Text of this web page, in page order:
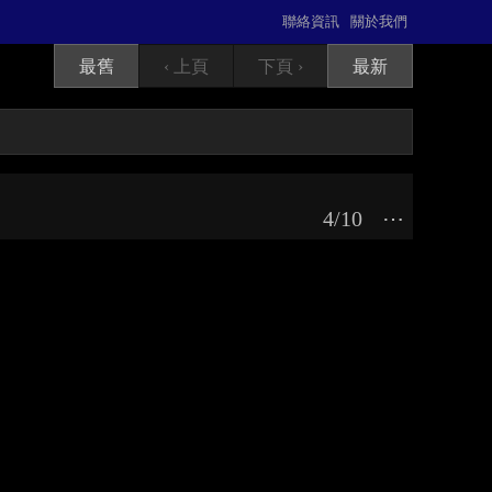
關於我們
聯絡資訊
最舊 ‹ 上頁 下頁 › 最新
⋯
4/10